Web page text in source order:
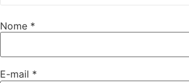
Nome *
E-mail *